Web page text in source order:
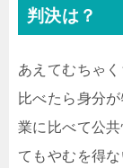
判決は？
あえてむちゃ
比べたら身分
業に比べて公
てもやむを得